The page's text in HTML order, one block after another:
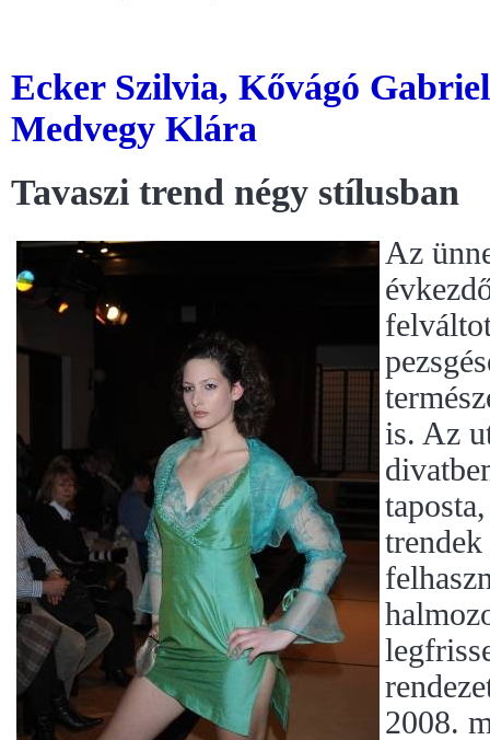
Ecker Szilvia, Kővágó
Medvegy Klára
Tavaszi trend négy stílusban
Az
is. Az
2008.